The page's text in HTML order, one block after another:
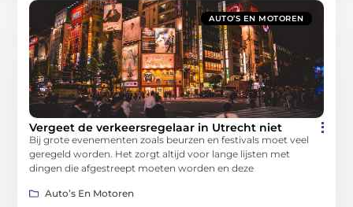
AUTO’S EN MOTOREN
Vergeet de verkeersregelaar in Utrecht niet
Bij grote evenementen zoals beurzen en festivals moet veel
geregeld worden. Het zorgt altijd voor lange lijsten met
dingen die afgestreept moeten worden en deze
Auto’s En Motoren